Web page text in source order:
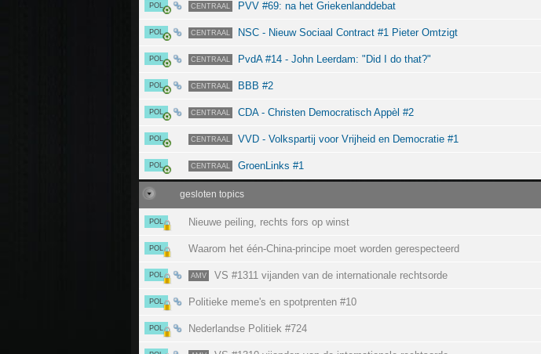
POL CENTRAAL PVV #69: na het Griekenlanddebat
POL CENTRAAL NSC - Nieuw Sociaal Contract #1 Pieter Omtzigt
POL CENTRAAL PvdA #14 - John Leerdam: "Did I do that?"
POL CENTRAAL BBB #2
POL CENTRAAL CDA - Christen Democratisch Appèl #2
POL CENTRAAL VVD - Volkspartij voor Vrijheid en Democratie #1
POL CENTRAAL GroenLinks #1
gesloten topics
POL Nieuwe peiling, rechts fors op winst
POL Waarom het één-China-principe moet worden gerespecteerd
POL AMV VS #1311 vijanden van de internationale rechtsorde
POL Politieke meme's en spotprenten #10
POL Nederlandse Politiek #724